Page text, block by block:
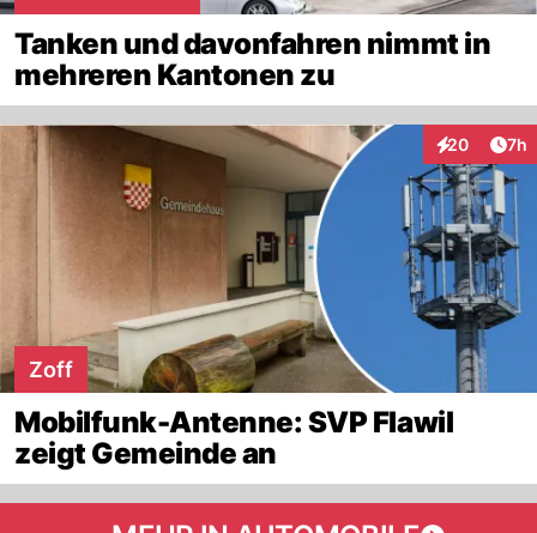
Tanken und davonfahren nimmt in
mehreren Kantonen zu
20
Interaktionen
7h
Zoff
Mobilfunk-Antenne: SVP Flawil
zeigt Gemeinde an